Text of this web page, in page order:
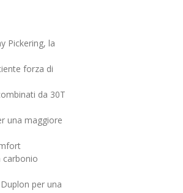
Pickering, la
forza di
da 30T
una maggiore
carbonio
per una